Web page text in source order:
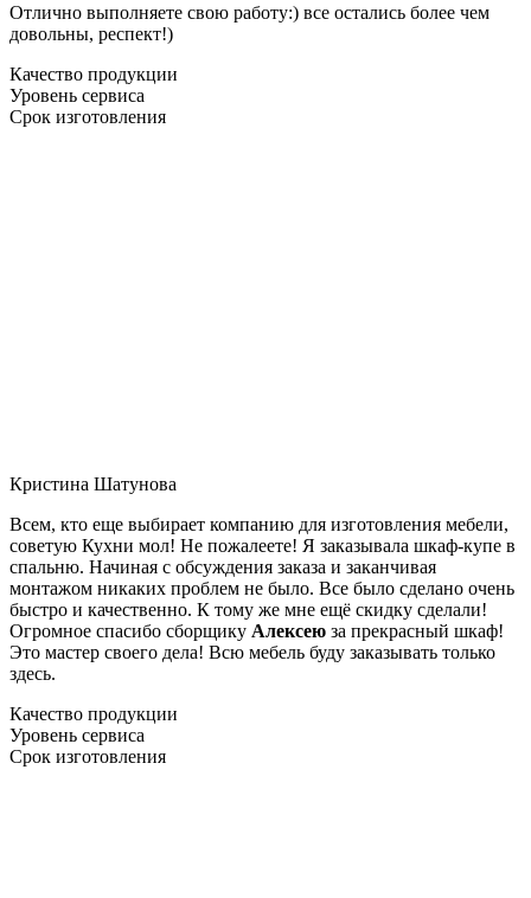
Отлично выполняете свою работу:) все остались более чем
довольны, респект!)
Качество продукции
Уровень сервиса
Срок изготовления
Кристина Шатунова
Всем, кто еще выбирает компанию для изготовления мебели,
советую Кухни мол! Не пожалеете! Я заказывала шкаф-купе в
спальню. Начиная с обсуждения заказа и заканчивая
монтажом никаких проблем не было. Все было сделано очень
быстро и качественно. К тому же мне ещё скидку сделали!
Огромное спасибо сборщику Алексею за прекрасный шкаф!
Это мастер своего дела! Всю мебель буду заказывать только
здесь.
Качество продукции
Уровень сервиса
Срок изготовления